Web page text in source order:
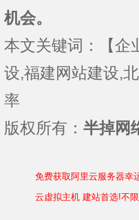
机会。
本文关键词：【企
设,福建网站建设,
率
版权所有： 半掉网
免费获取阿里云服务器幸
云虚拟主机 建站首选!不